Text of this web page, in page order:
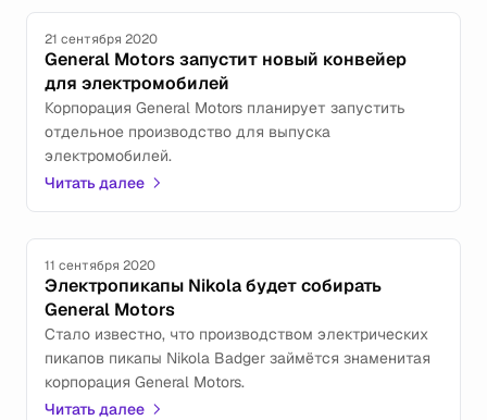
21 сентября 2020
General Motors запустит новый конвейер
для электромобилей
Корпорация General Motors планирует запустить
отдельное производство для выпуска
электромобилей.
Читать далее
11 сентября 2020
Электропикапы Nikola будет собирать
General Motors
Стало известно, что производством электрических
пикапов пикапы Nikola Badger займётся знаменитая
корпорация General Motors.
Читать далее